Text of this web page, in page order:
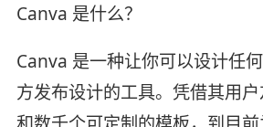
Canva 是什么？
Canva 是一种让你可以设计任
方发布设计的工具。凭借其用